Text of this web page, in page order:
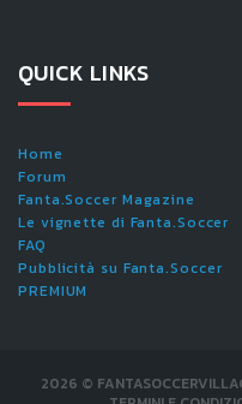
QUICK LINKS
Home
Forum
Fanta.Soccer Magazine
Le vignette di Fanta.Soccer
FAQ
Pubblicità su Fanta.Soccer
PREMIUM
2026 ©